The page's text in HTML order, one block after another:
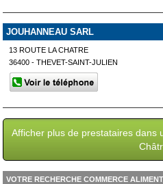
JOUHANNEAU SARL
13 ROUTE LA CHATRE
36400 - THEVET-SAINT-JULIEN
Afficher plus de prestataires dans
VOTRE RECHERCHE COMMERCE